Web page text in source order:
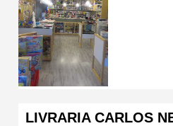
LIVRARIA CARLOS